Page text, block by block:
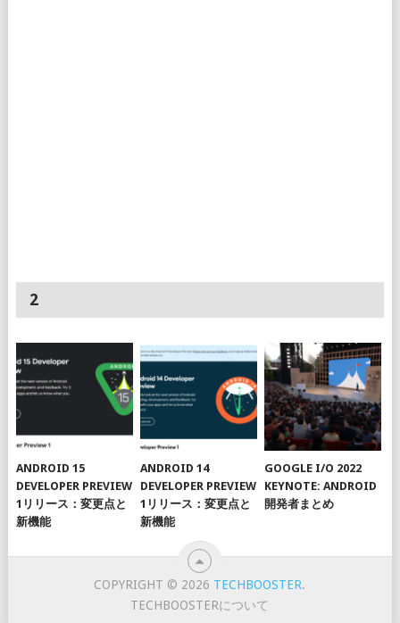
2
ANDROID 15
DEVELOPER PREVIEW
1リリース：変更点と
新機能
ANDROID 14
DEVELOPER PREVIEW
1リリース：変更点と
新機能
GOOGLE I/O 2022
KEYNOTE: ANDROID
開発者まとめ
COPYRIGHT © 2026 TECHBOOSTER.
TECHBOOSTERについて